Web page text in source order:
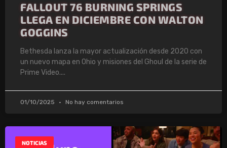
FALLOUT 76 BURNING SPRINGS
LLEGA EN DICIEMBRE CON WALTON
GOGGINS
Bethesda lanza la mayor actualización desde 2020 con
un nuevo mapa en Ohio y misiones del Ghoul de la serie de
Prime Video.
01/10/2025 No hay comentarios
NOTICIAS